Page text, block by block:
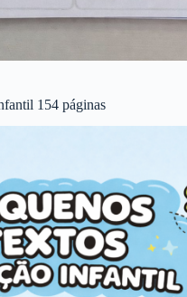
154 páginas